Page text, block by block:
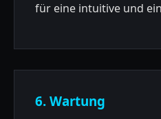
für eine intuitive und
6. Wartung